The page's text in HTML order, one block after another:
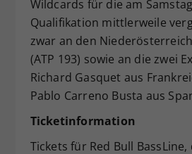
Wildcards für die am
Qualifikation mittlerweile
zwar an den
(ATP 193) sowie an die zwei
Richard Gasquet aus
Pablo Carreno Busta aus
Ticketinformation
Tickets für Red Bull BassLine,